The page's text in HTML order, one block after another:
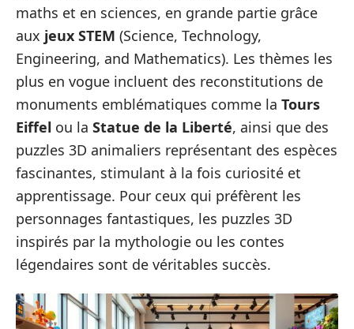
maths et en sciences, en grande partie grâce
aux jeux STEM (Science, Technology,
Engineering, and Mathematics). Les thèmes les
plus en vogue incluent des reconstitutions de
monuments emblématiques comme la Tours
Eiffel ou la Statue de la Liberté, ainsi que des
puzzles 3D animaliers représentant des espèces
fascinantes, stimulant à la fois curiosité et
apprentissage. Pour ceux qui préfèrent les
personnages fantastiques, les puzzles 3D
inspirés par la mythologie ou les contes
légendaires sont de véritables succès.